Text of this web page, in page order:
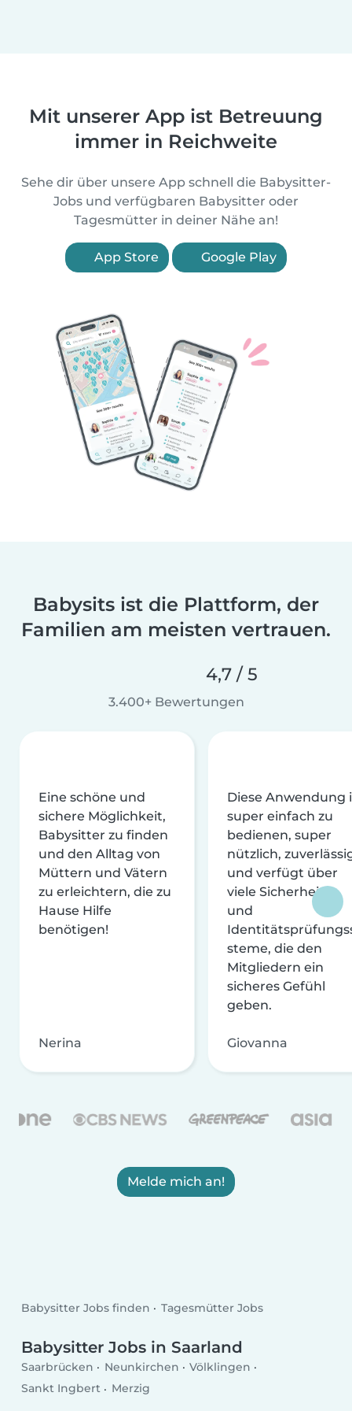
Mit unserer App ist Betreuung
immer in Reichweite
Sehe dir über unsere App schnell die Babysitter-
Jobs und verfügbaren Babysitter oder
Tagesmütter in deiner Nähe an!
App Store Google Play
Babysits ist die Plattform, der
Familien am meisten vertrauen.
4,7 / 5
3.400+ Bewertungen
Eine schöne und
sichere Möglichkeit,
Babysitter zu finden
und den Alltag von
Müttern und Vätern
zu erleichtern, die zu
Hause Hilfe
benötigen!
Nerina
Diese Anwendung
super einfach zu
bedienen, super
nützlich,
und verfügt über
viele Sicherheits-
und
steme, die den
Mitgliedern ein
sicheres Gefühl
geben.
Giovanna
Melde mich an!
Babysitter Jobs finden Tagesmütter Jobs
Babysitter Jobs in Saarland
Saarbrücken Neunkirchen
Völklingen
Sankt Ingbert
Merzig